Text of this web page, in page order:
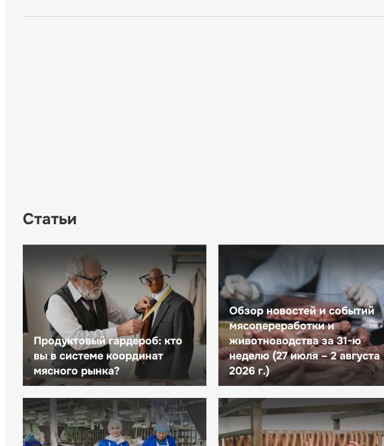
Статьи
Продуктовый гардероб: кто
вы в системе координат
мясного рынка?
Обзор новостей и событий
мясопереработки и
животноводства за 31-ю
неделю (27 июля – 2 августа
2026 г.)